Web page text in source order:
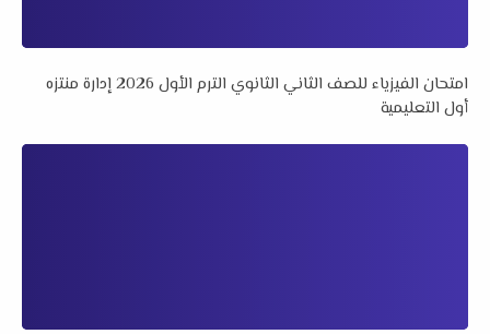
امتحان الفيزياء للصف الثاني الثانوي الترم الأول 2026 إدارة منتزه
أول التعليمية